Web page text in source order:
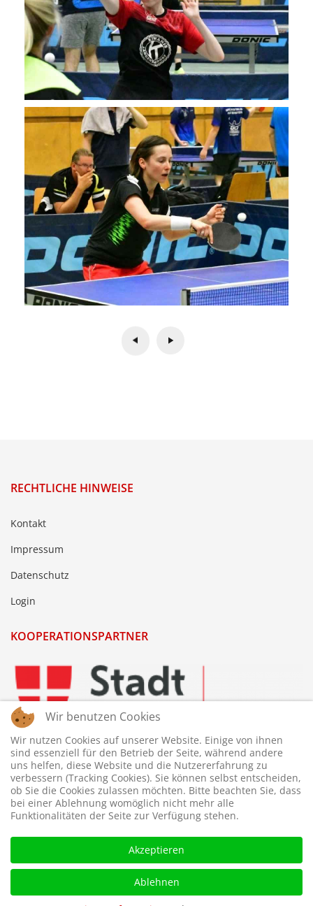
RECHTLICHE HINWEISE
Kontakt
Impressum
Datenschutz
Login
KOOPERATIONSPARTNER
© 2026 © WTTV - Wiener Tischtennis Verband. Gestaltet und
Wir benutzen Cookies
Wir nutzen Cookies auf unserer Website. Einige von ihnen
sind essenziell für den Betrieb der Seite, während andere
uns helfen, diese Website und die Nutzererfahrung zu
verbessern (Tracking Cookies). Sie können selbst entscheiden,
ob Sie die Cookies zulassen möchten. Bitte beachten Sie, dass
bei einer Ablehnung womöglich nicht mehr alle
Funktionalitäten der Seite zur Verfügung stehen.
Akzeptieren
Ablehnen